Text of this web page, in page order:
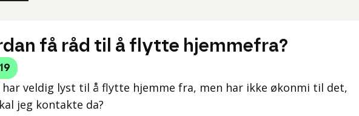
få råd til å flytte hjemmefra?
19
har veldig lyst til å flytte hjemme fra, men har ikke økonmi til det,
jeg kontakte da?